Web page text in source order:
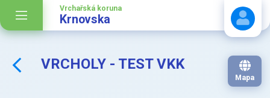
Vrchařská koruna
Krnovska
Stáhnout návod
VRCHOLY - TEST VKK
Mapa